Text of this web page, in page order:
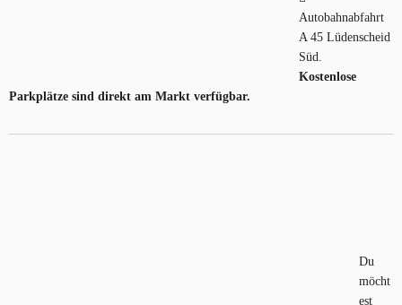
Autobahnabfahrt
A 45 Lüdenscheid
Süd.
Kostenlose
Parkplätze sind direkt am Markt verfügbar.
Du
möcht
est